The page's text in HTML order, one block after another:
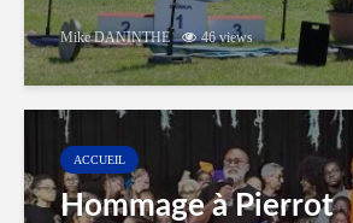
Mike DANINTHE 46 views
ACCUEIL
Hommage à Pierrot